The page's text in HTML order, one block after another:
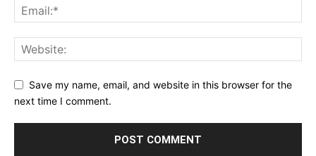
Save my name, email, and website in this browser for the
next time I comment.